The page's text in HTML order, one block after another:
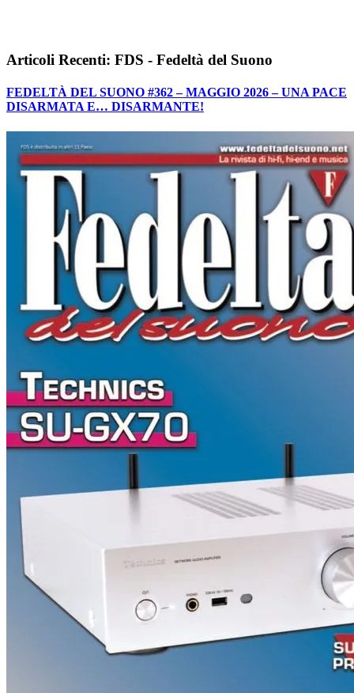
Articoli Recenti: FDS - Fedeltà del Suono
FEDELTÀ DEL SUONO #362 – MAGGIO 2026 – UNA PACE
DISARMATA E… DISARMANTE!